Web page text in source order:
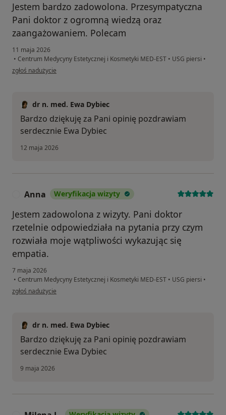
Jestem bardzo zadowolona. Przesympatyczna
Pani doktor z ogromną wiedzą oraz
zaangażowaniem. Polecam
11 maja 2026
• Centrum Medycyny Estetycznej i Kosmetyki MED-EST • USG piersi •
w opinii użytkownika Emka
zgłoś nadużycie
dr n. med. Ewa Dybiec
Bardzo dziękuję za Pani opinię pozdrawiam
serdecznie Ewa Dybiec
12 maja 2026
Anna Weryfikacja wizyty
Jestem zadowolona z wizyty. Pani doktor
rzetelnie odpowiedziała na pytania przy czym
rozwiała moje wątpliwości wykazując się
empatia.
7 maja 2026
• Centrum Medycyny Estetycznej i Kosmetyki MED-EST • USG piersi •
w opinii użytkownika Anna
zgłoś nadużycie
dr n. med. Ewa Dybiec
Bardzo dziękuję za Pani opinię pozdrawiam
serdecznie Ewa Dybiec
9 maja 2026